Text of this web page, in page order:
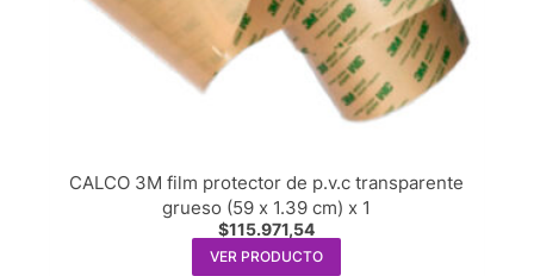
CALCO 3M film protector de p.v.c transparente
grueso (59 x 1.39 cm) x 1
$115.971,54
VER PRODUCTO